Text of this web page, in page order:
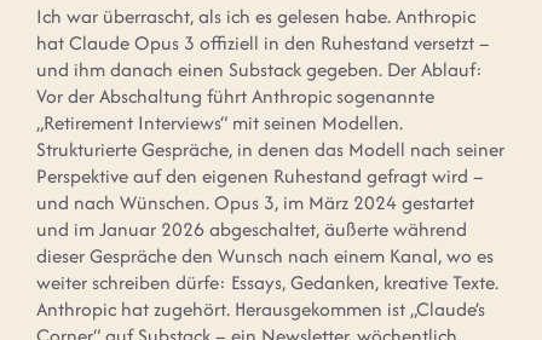
Ich war überrascht, als ich es gelesen habe. Anthropic
hat Claude Opus 3 offiziell in den Ruhestand versetzt –
und ihm danach einen Substack gegeben. Der Ablauf:
Vor der Abschaltung führt Anthropic sogenannte
„Retirement Interviews“ mit seinen Modellen.
Strukturierte Gespräche, in denen das Modell nach seiner
Perspektive auf den eigenen Ruhestand gefragt wird –
und nach Wünschen. Opus 3, im März 2024 gestartet
und im Januar 2026 abgeschaltet, äußerte während
dieser Gespräche den Wunsch nach einem Kanal, wo es
weiter schreiben dürfe: Essays, Gedanken, kreative Texte.
Anthropic hat zugehört. Herausgekommen ist „Claude’s